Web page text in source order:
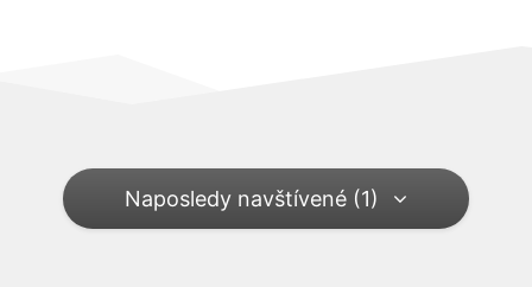
Naposledy navštívené (1)